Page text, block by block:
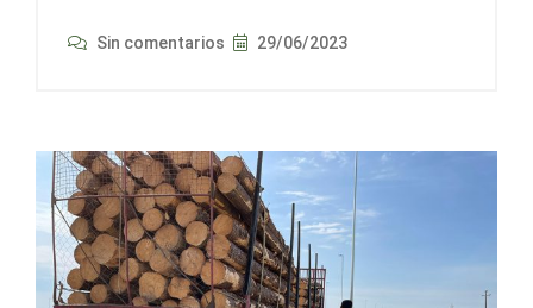
Sin comentarios 29/06/2023